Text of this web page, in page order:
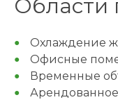
Области
Охлаждение
Офисные
Временные